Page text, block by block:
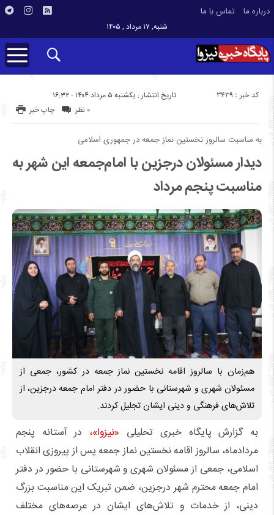
درباره ما تماس با ما
شنبه, ۱۷ مرداد , ۱۴۰۵
تاریخ انتشار : یکشنبه ۵ مرداد ۱۴۰۴ - ۱۶:۳۲ کد خبر : 3439
چاپ خبر ۰ نظر
به مناسبت سالروز نخستین نماز جمعه در جمهوری اسلامی
دیدار مسئولان درجزین با امام‌جمعه این شهر به
مناسبت پنجم مرداد
هم‌زمان با سالروز اقامه نخستین نماز جمعه در کشور، جمعی از
مسئولان شهری و شهرستانی با حضور در دفتر امام جمعه درجزین، از
تلاش‌های فرهنگی و دینی ایشان تجلیل کردند.
به گزارش پایگاه خبری تحلیلی «نیزوا»، در آستانه پنجم
مردادماه، سالروز اقامه نخستین نماز جمعه پس از پیروزی انقلاب
اسلامی، جمعی از مسئولان شهری و شهرستانی با حضور در دفتر
امام جمعه محترم شهر درجزین، ضمن تبریک این مناسبت بزرگ
دینی، از خدمات و تلاش‌های ایشان در عرصه‌های مختلف